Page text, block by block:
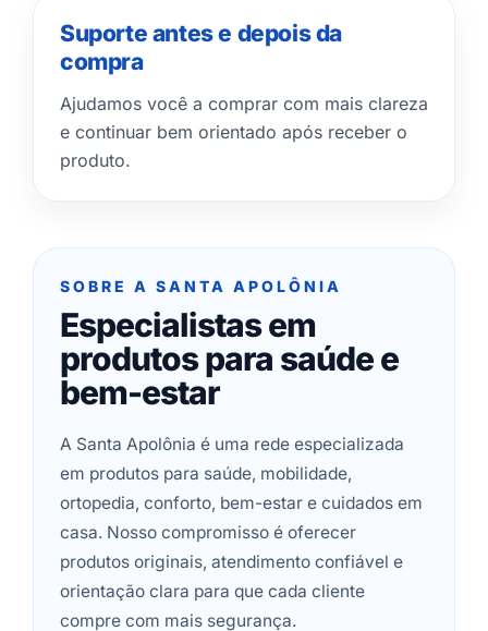
Suporte antes e depois da
compra
Ajudamos você a comprar com mais clareza
e continuar bem orientado após receber o
produto.
SOBRE A SANTA APOLÔNIA
Especialistas em
produtos para saúde e
bem-estar
A Santa Apolônia é uma rede especializada
em produtos para saúde, mobilidade,
ortopedia, conforto, bem-estar e cuidados em
casa. Nosso compromisso é oferecer
produtos originais, atendimento confiável e
orientação clara para que cada cliente
compre com mais segurança.